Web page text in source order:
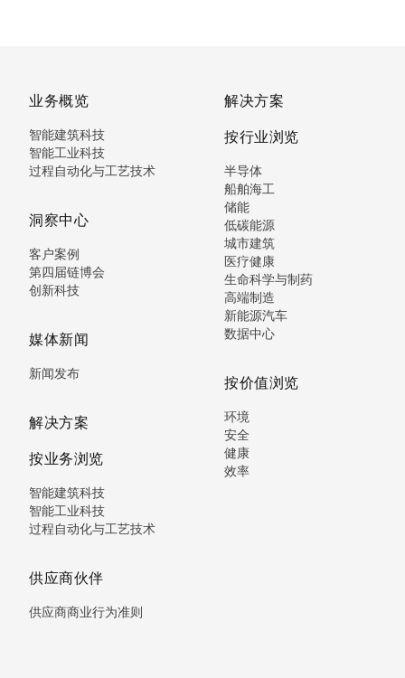
业务概览
智能建筑科技
智能工业科技
过程自动化与工艺技术
洞察中心
客户案例
第四届链博会
创新科技
媒体新闻
新闻发布
解决方案
按业务浏览
智能建筑科技
智能工业科技
过程自动化与工艺技术
供应商伙伴
供应商商业行为准则
解决方案
按行业浏览
半导体
船舶海工
储能
低碳能源
城市建筑
医疗健康
生命科学与制药
高端制造
新能源汽车
数据中心
按价值浏览
环境
安全
健康
效率